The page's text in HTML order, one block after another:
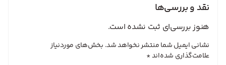
نقد و بررسی‌ها
هنوز بررسی‌ای ثبت نشده است.
نشانی ایمیل شما منتشر نخواهد شد. بخش‌های موردنیاز
علامت‌گذاری شده‌اند*